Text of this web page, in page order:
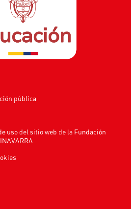
pública
uso del sitio web de la Fundación